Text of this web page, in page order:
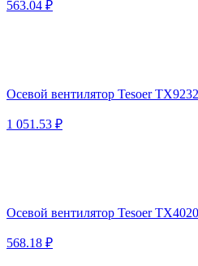
563.04 ₽
Осевой вентилятор Tesoer
1 051.53 ₽
Осевой вентилятор Tesoer
568.18 ₽